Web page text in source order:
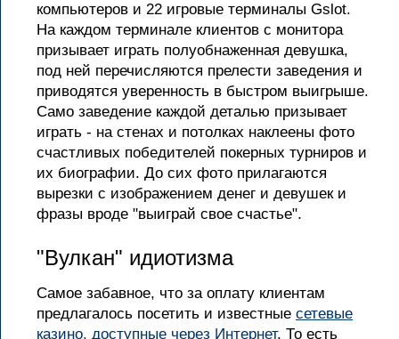
компьютеров и 22 игровые терминалы Gslot.
На каждом терминале клиентов с монитора
призывает играть полуобнаженная девушка,
под ней перечисляются прелести заведения и
приводятся уверенность в быстром выигрыше.
Само заведение каждой деталью призывает
играть - на стенах и потолках наклеены фото
счастливых победителей покерных турниров и
их биографии. До сих фото прилагаются
вырезки с изображением денег и девушек и
фразы вроде "выиграй свое счастье".
"Вулкан" идиотизма
Самое забавное, что за оплату клиентам
предлагалось посетить и известные сетевые
казино, доступные через Интернет. То есть